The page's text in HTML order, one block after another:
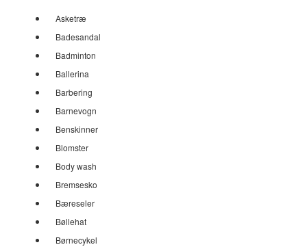
Asketræ
Badesandal
Badminton
Ballerina
Barbering
Barnevogn
Benskinner
Blomster
Body wash
Bremsesko
Bæreseler
Bøllehat
Børnecykel